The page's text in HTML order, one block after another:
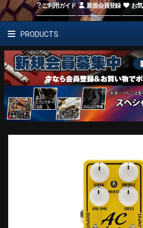
ご利用ガイド 新規会員登録 お気
PRODUCTS